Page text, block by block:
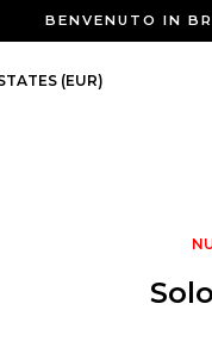
BENVENUTO IN
(EUR)